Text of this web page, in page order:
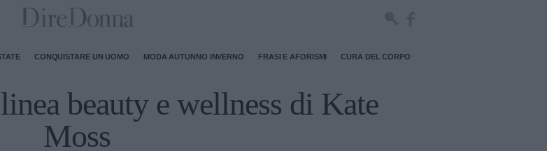
CONQUISTARE UN UOMO MODA AUTUNNO INVERNO FRASI E AFORISMI CURA DEL CORPO
beauty e wellness di Kate
Moss